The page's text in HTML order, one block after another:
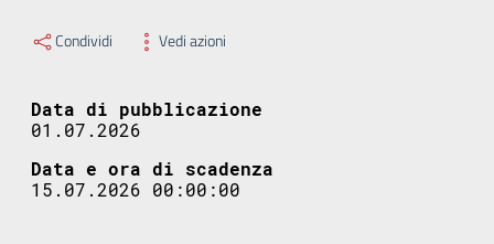
Condividi Vedi azioni
Data di pubblicazione
01.07.2026
Data e ora di scadenza
15.07.2026 00:00:00